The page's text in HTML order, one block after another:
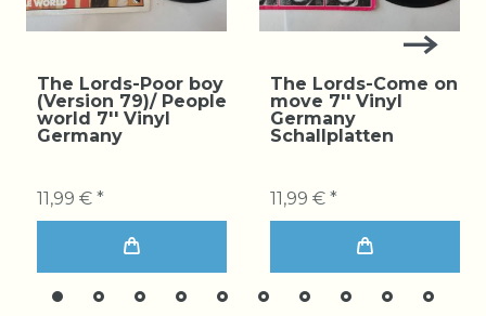
The Lords-Poor boy
(Version 79)/ People
world 7'' Vinyl
Germany
11,99 € *
The Lords-Come on
move 7'' Vinyl
Germany
Schallplatten
11,99 € *